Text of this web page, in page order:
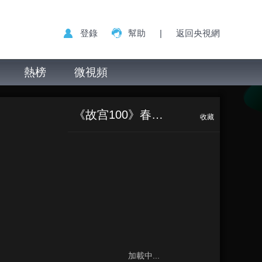
登錄 幫助 | 返回央視網
熱榜 微視頻
《故宫100》春节特辑 收藏
加載中...